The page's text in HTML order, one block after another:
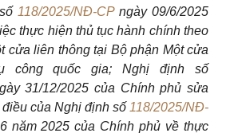
118/2025/NĐ-CPngày 09/6/2025
thực hiện thủ tục hành chính theo
cửa liên thông tại Bộ phận Một cửa
công quốc gia; Nghị định số
31/12/2025 của Chính phủ sửa
của Nghị định số 118/2025/NĐ-
năm 2025 của Chính phủ về thực